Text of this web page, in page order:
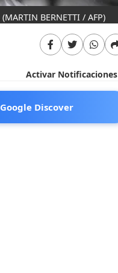
(MARTIN BERNETTI / AFP)
Activar Notificaciones
Discover